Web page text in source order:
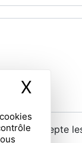
X
j'accepte